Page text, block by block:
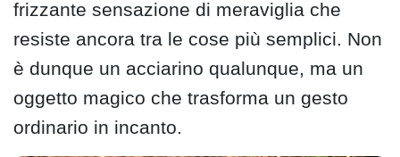
frizzante sensazione di meraviglia che
resiste ancora tra le cose più semplici. Non
è dunque un acciarino qualunque, ma un
oggetto magico che trasforma un gesto
ordinario in incanto.